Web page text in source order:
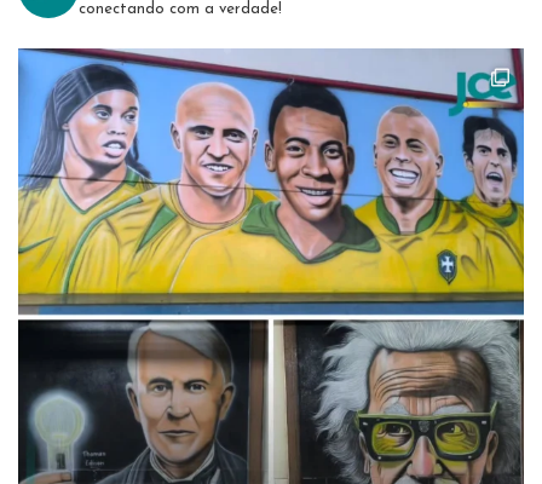
conectando com a verdade!